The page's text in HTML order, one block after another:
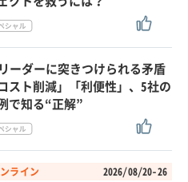
ーダーに突きつけられる矛盾
コスト削減」「利便性」、5社の
で知る“正解”
ライン 2026/08/20-26